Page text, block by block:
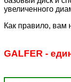
увеличенного
Как правило, вам
GALFER -